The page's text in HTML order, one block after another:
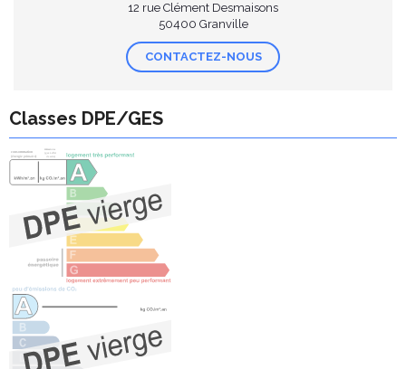
12 rue Clément Desmaisons
50400 Granville
CONTACTEZ-NOUS
Classes DPE/GES